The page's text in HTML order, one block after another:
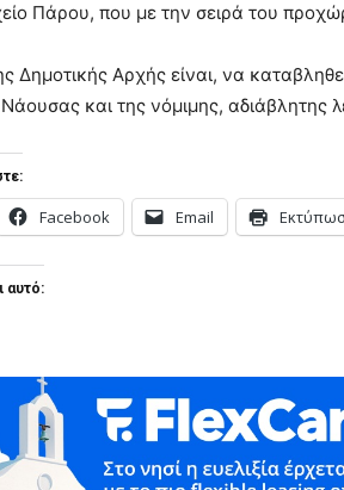
Πάρου, που με την σειρά του
Δημοτικής Αρχής είναι, να
και της νόμιμης, αδιάβλητης
Facebook Email
αυτό: